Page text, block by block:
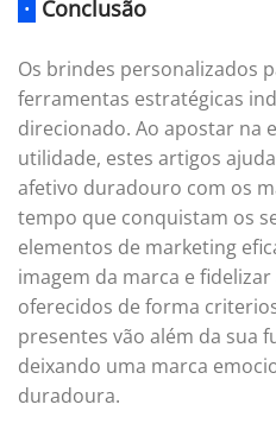
· Conclusão
Os brindes personalizados
ferramentas estratégicas
direcionado. Ao apostar na
utilidade, estes artigos
afetivo duradouro com os
tempo que conquistam os
elementos de marketing
imagem da marca e
oferecidos de forma
presentes vão além da sua
deixando uma marca
duradoura.